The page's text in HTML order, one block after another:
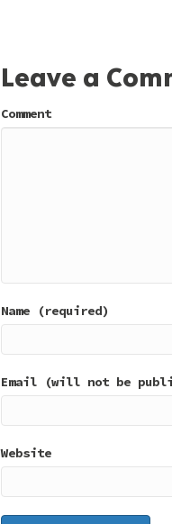
Leave a
Comment
Name (required)
Email (will not be
Website